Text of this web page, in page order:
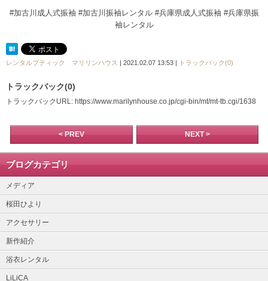
#加古川成人式振袖 #加古川振袖レンタル #兵庫県成人式振袖 #兵庫県振
袖レンタル
レンタルブティック マリリンハウス | 2021.02.07 13:53 | トラックバック(0)
トラックバック(0)
トラックバックURL: https://www.marilynhouse.co.jp/cgi-bin/mt/mt-tb.cgi/1638
< PREV NEXT >
ブログカテゴリ
メディア
桜田ひより
アクセサリー
新作紹介
浴衣レンタル
LiLiCA